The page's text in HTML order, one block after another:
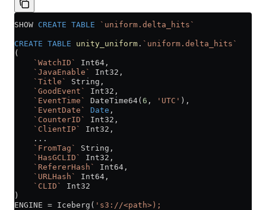
SHOW CREATE TABLE `uniform.delta_hits`
CREATE TABLE unity_uniform . `uniform.delta_hits`
(
    `WatchID`
Int64,
    `JavaEnable`
Int32,
    `Title`
String,
    `GoodEvent`
Int32,
    `EventTime`
DateTime64(6 , 'UTC' ),
    `EventDate`
Date ,
    `CounterID`
Int32,
    `ClientIP`
Int32,
    ...
    `FromTag`
String,
    `HasGCLID`
Int32,
    `RefererHash`
Int64,
    `URLHash`
Int64,
    `CLID`
Int32
)
ENGINE = Iceberg( 's3://<path>);